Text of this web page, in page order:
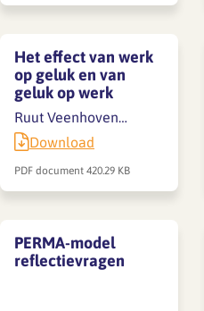
Het effect van werk
op geluk en van
geluk op werk
Ruut Veenhoven…
Download
PDF document 420.29 KB
PERMA-model
reflectievragen